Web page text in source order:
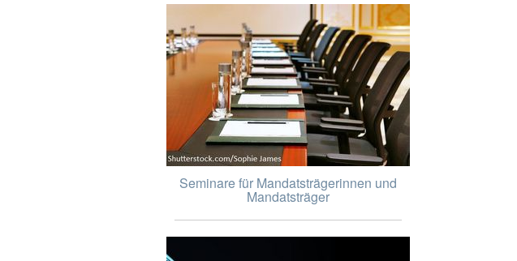
Seminare für Mandatsträgerinnen und
Mandatsträger